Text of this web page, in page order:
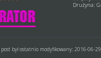
Drużyna:
post był ostatnio modyfikowany: 2016-06-